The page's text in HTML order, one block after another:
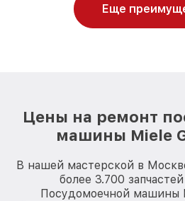
Еще
Цены на ремонт
машины Miele
В нашей мастерской в
более 3.700
Посудомоечной машины